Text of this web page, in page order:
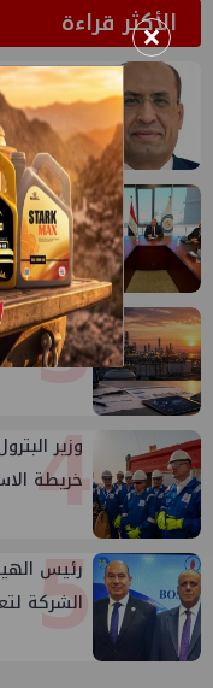
الأكثر قراءة1
وائل
2
وزير
تنفيذ
قبرص
3
تقييم
4
وزير
خريطة
5
رئيس
الشركة
×